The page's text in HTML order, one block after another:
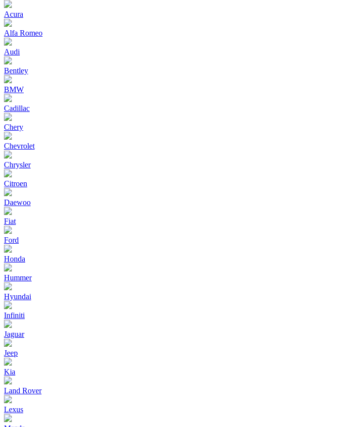
Acura
Alfa Romeo
Audi
Bentley
BMW
Cadillac
Chery
Chevrolet
Chrysler
Citroen
Daewoo
Fiat
Ford
Honda
Hummer
Hyundai
Infiniti
Jaguar
Jeep
Kia
Land Rover
Lexus